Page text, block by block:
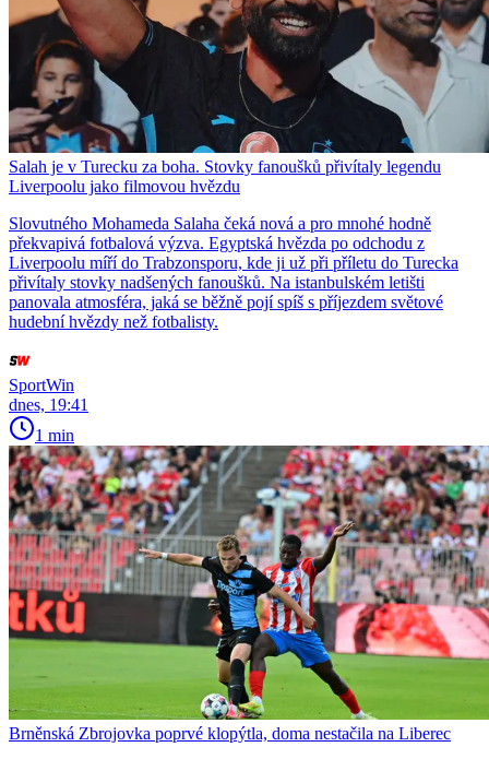
Salah je v Turecku za boha. Stovky fanoušků přivítaly legendu
Liverpoolu jako filmovou hvězdu
Slovutného Mohameda Salaha čeká nová a pro mnohé hodně
překvapivá fotbalová výzva. Egyptská hvězda po odchodu z
Liverpoolu míří do Trabzonsporu, kde ji už při příletu do Turecka
přivítaly stovky nadšených fanoušků. Na istanbulském letišti
panovala atmosféra, jaká se běžně pojí spíš s příjezdem světové
hudební hvězdy než fotbalisty.
SportWin
dnes, 19:41
1 min
Brněnská Zbrojovka poprvé klopýtla, doma nestačila na Liberec